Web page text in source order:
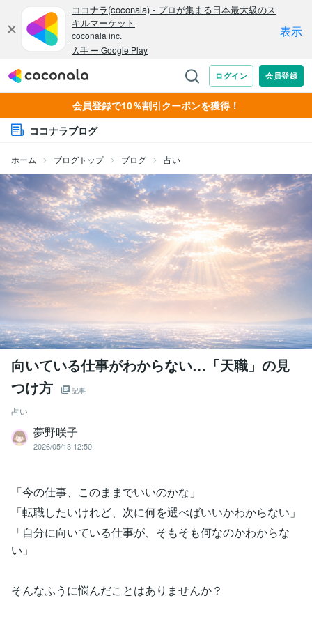
会員登録で10％割引クーポンを獲得！
ココナラブログ
ホーム ブログトップ ブログ 占い
向いている仕事がわからない…「天職」の見
つけ方
記事
占い
夢野咲子
2026/05/13 12:50
「今の仕事、このままでいいのかな」
「転職したいけれど、次に何を選べばいいかわからない」
「自分に向いている仕事が、そもそも何なのかわからな
い」
そんなふうに悩んだことはありませんか？